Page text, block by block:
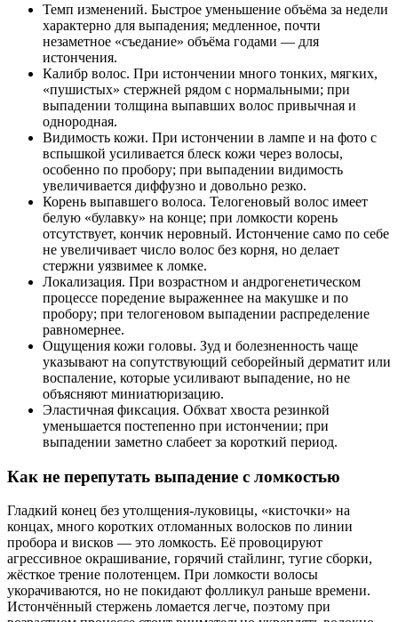
Темп изменений. Быстрое уменьшение объёма за недели
характерно для выпадения; медленное, почти
незаметное «съедание» объёма годами — для
истончения.
Калибр волос. При истончении много тонких, мягких,
«пушистых» стержней рядом с нормальными; при
выпадении толщина выпавших волос привычная и
однородная.
Видимость кожи. При истончении в лампе и на фото с
вспышкой усиливается блеск кожи через волосы,
особенно по пробору; при выпадении видимость
увеличивается диффузно и довольно резко.
Корень выпавшего волоса. Телогеновый волос имеет
белую «булавку» на конце; при ломкости корень
отсутствует, кончик неровный. Истончение само по себе
не увеличивает число волос без корня, но делает
стержни уязвимее к ломке.
Локализация. При возрастном и андрогенетическом
процессе поредение выраженнее на макушке и по
пробору; при телогеновом выпадении распределение
равномернее.
Ощущения кожи головы. Зуд и болезненность чаще
указывают на сопутствующий себорейный дерматит или
воспаление, которые усиливают выпадение, но не
объясняют миниатюризацию.
Эластичная фиксация. Обхват хвоста резинкой
уменьшается постепенно при истончении; при
выпадении заметно слабеет за короткий период.
Как не перепутать выпадение с ломкостью
Гладкий конец без утолщения-луковицы, «кисточки» на
концах, много коротких отломанных волосков по линии
пробора и висков — это ломкость. Её провоцируют
агрессивное окрашивание, горячий стайлинг, тугие сборки,
жёсткое трение полотенцем. При ломкости волосы
укорачиваются, но не покидают фолликул раньше времени.
Истончённый стержень ломается легче, поэтому при